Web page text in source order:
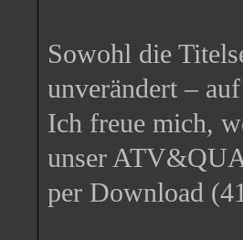
Sowohl die
unverändert –
Ich freue mich,
unser
per Download